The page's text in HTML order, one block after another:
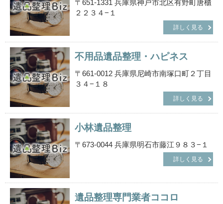
〒651-1331 兵庫県神戸市北区有野町唐櫃
２２３４−１
詳しく見る
不用品遺品整理・ハピネス
〒661-0012 兵庫県尼崎市南塚口町２丁目
３４−１８
詳しく見る
小林遺品整理
〒673-0044 兵庫県明石市藤江９８３−１
詳しく見る
遺品整理専門業者ココロ